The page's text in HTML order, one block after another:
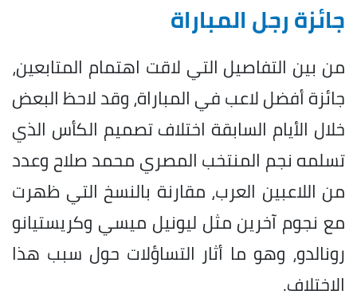
جائزة رجل المباراة
من بين التفاصيل التي لاقت اهتمام المتابعين،
جائزة أفضل لاعب في المباراة، وقد لاحظ البعض
خلال الأيام السابقة اختلاف تصميم الكأس الذي
تسلمه نجم المنتخب المصري محمد صلاح وعدد
من اللاعبين العرب، مقارنة بالنسخ التي ظهرت
مع نجوم آخرين مثل ليونيل ميسي وكريستيانو
رونالدو، وهو ما أثار التساؤلات حول سبب هذا
الاختلاف.